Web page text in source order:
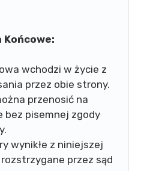
wchodzi w życie z
przez obie strony.
przenosić na
bez pisemnej zgody
wynikłe z niniejszej
przez sąd